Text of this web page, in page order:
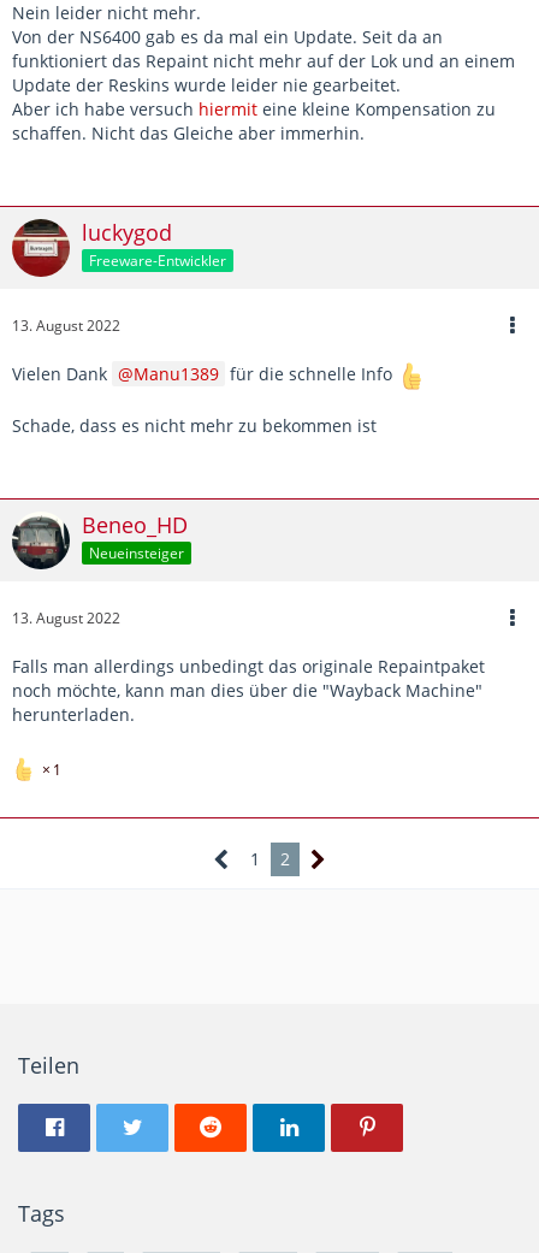
Nein leider nicht mehr.
Von der NS6400 gab es da mal ein Update. Seit da an
funktioniert das Repaint nicht mehr auf der Lok und an einem
Update der Reskins wurde leider nie gearbeitet.
Aber ich habe versuch hiermit eine kleine Kompensation zu
schaffen. Nicht das Gleiche aber immerhin.
luckygod
Freeware-Entwickler
13. August 2022
Vielen Dank Manu1389 für die schnelle Info
Schade, dass es nicht mehr zu bekommen ist
Beneo_HD
Neueinsteiger
13. August 2022
Falls man allerdings unbedingt das originale Repaintpaket
noch möchte, kann man dies über die "Wayback Machine"
herunterladen.
1
1 2
Teilen
Tags